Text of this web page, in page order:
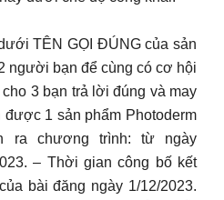
TÊN GỌI ĐÚNG của sản
người bạn để cùng có cơ hội
3 bạn trả lời đúng và may
được 1 sản phẩm Photoderm
ra chương trình: từ ngày
– Thời gian công bố kết
bài đăng ngày 1/12/2023.